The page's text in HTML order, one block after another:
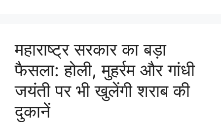
महाराष्ट्र सरकार का बड़ा
फैसला: होली, मुहर्रम और गांधी
जयंती पर भी खुलेंगी शराब की
दुकानें